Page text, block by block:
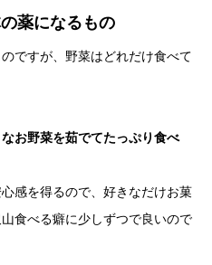
薬になるもの
ですが、野菜はどれだけ食べて
お野菜を茹でてたっぷり食べ
感を得るので、好きなだけお菓
食べる癖に少しずつで良いので